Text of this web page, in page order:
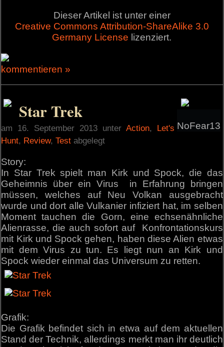
Dieser Artikel ist unter einer
Creative Commons Attribution-ShareAlike 3.0
Germany License lizenziert.
kommentieren »
NoFear13
Star Trek
am 16. September 2013 unter Action, Let's
Hunt, Review,Test abgelegt
Story:
In Star Trek spielt man Kirk und Spock, die das
Geheimnis über ein Virus in Erfahrung bringen
müssen, welches auf Neu Volkan ausgebracht
wurde und dort alle Vulkanier infiziert hat, im selben
Moment tauchen die Gorn, eine echsenähnliche
Alienrasse, die auch sofort auf Konfrontationskurs
mit Kirk und Spock gehen, haben diese Alien etwas
mit dem Virus zu tun. Es liegt nun an Kirk und
Spock wieder einmal das Universum zu retten.
Grafik:
Die Grafik befindet sich in etwa auf dem aktuellen
Stand der Technik, allerdings merkt man ihr deutlich